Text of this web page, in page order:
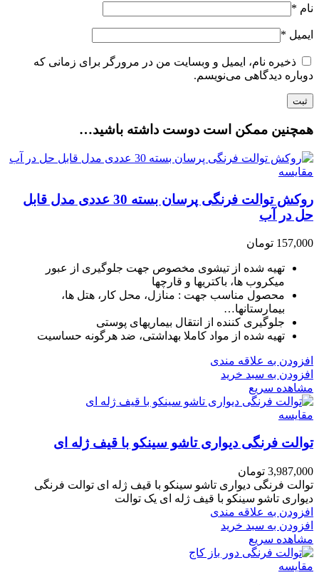
نام *
ایمیل *
ذخیره نام، ایمیل و وبسایت من در مرورگر برای زمانی که
دوباره دیدگاهی می‌نویسم.
همچنین ممکن است دوست داشته باشید…
مقایسه
روکش توالت فرنگی پرسان بسته 30 عددی مدل قابل
حل در آب
157,000 تومان
تهیه شده از تیشوی مخصوص جهت جلوگیری از عبور
میکروب ها، باکتریها و قارچها
محصول مناسب جهت : منازل، محل کار، هتل ها،
بیمارستانها…
جلوگیری کننده از انتقال بیماریهای پوستی
تهیه شده از مواد کاملا بهداشتی، ضد هرگونه حساسیت
افزودن به علاقه مندی
افزودن به سبد خرید
مشاهده سریع
مقایسه
توالت فرنگی دیواری تاشو سینکو با قیف ژله ای
3,987,000 تومان
توالت فرنگی دیواری تاشو سینکو با قیف ژله ای توالت فرنگی
دیواری تاشو سینکو با قیف ژله ای یک توالت
افزودن به علاقه مندی
افزودن به سبد خرید
مشاهده سریع
مقایسه